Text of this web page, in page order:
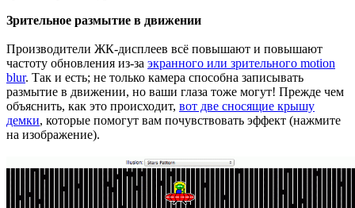
Зрительное размытие в движении
Производители ЖК-дисплеев всё повышают и повышают
частоту обновления из-за экранного или зрительного motion
blur. Так и есть; не только камера способна записывать
размытие в движении, но ваши глаза тоже могут! Прежде чем
объяснить, как это происходит, вот две сносящие крышу
демки, которые помогут вам почувствовать эффект (нажмите
на изображение).